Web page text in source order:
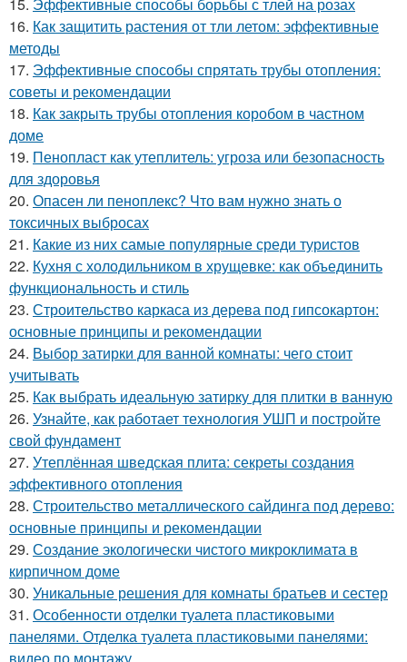
16. Как защитить растения от тли летом: эффективные
методы
17. Эффективные способы спрятать трубы отопления:
советы и рекомендации
18. Как закрыть трубы отопления коробом в частном
доме
19. Пенопласт как утеплитель: угроза или безопасность
для здоровья
20. Опасен ли пеноплекс? Что вам нужно знать о
токсичных выбросах
21. Какие из них самые популярные среди туристов
22. Кухня с холодильником в хрущевке: как объединить
функциональность и стиль
23. Строительство каркаса из дерева под гипсокартон:
основные принципы и рекомендации
24. Выбор затирки для ванной комнаты: чего стоит
учитывать
25. Как выбрать идеальную затирку для плитки в ванную
26. Узнайте, как работает технология УШП и постройте
свой фундамент
27. Утеплённая шведская плита: секреты создания
эффективного отопления
28. Строительство металлического сайдинга под дерево:
основные принципы и рекомендации
29. Создание экологически чистого микроклимата в
кирпичном доме
30. Уникальные решения для комнаты братьев и сестер
31. Особенности отделки туалета пластиковыми
панелями. Отделка туалета пластиковыми панелями: